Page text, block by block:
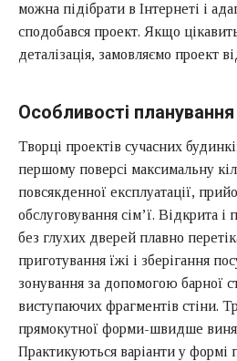
можна підібрати в Інтернеті і
сподобався проект. Якщо
деталізація, замовляємо проект
Особливості
Творці проектів сучасних
першому поверсі максимальну
повсякденної експлуатації,
обслуговування сім’ї. Відкрита і
без глухих дверей плавно
приготування їжі і зберігання
зонування за допомогою барної
виступаючих фрагментів стіни.
прямокутної форми-швидше
Практикуються варіанти у формі